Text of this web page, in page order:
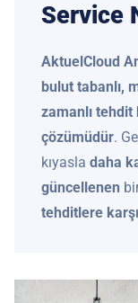
Service
AktuelCloud
bulut tabanlı,
zamanlı
çözümüdür.
kıyasla daha
güncellenen
tehditlere